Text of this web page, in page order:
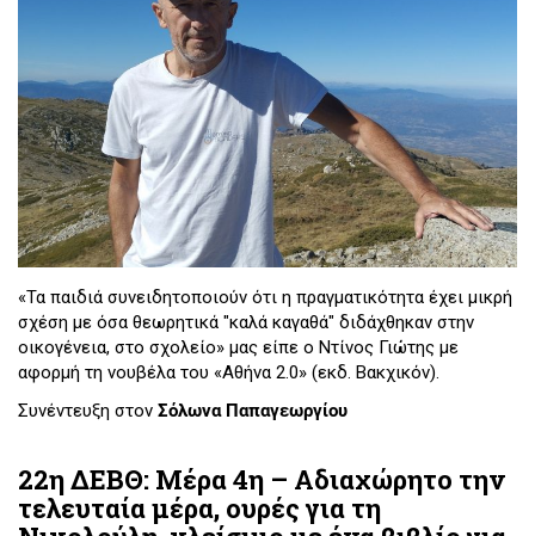
«Τα παιδιά συνειδητοποιούν ότι η πραγματικότητα έχει μικρή
σχέση με όσα θεωρητικά "καλά καγαθά" διδάχθηκαν στην
οικογένεια, στο σχολείο» μας είπε ο Ντίνος Γιώτης με
αφορμή τη νουβέλα του «Αθήνα 2.0» (εκδ. Βακχικόν).
Συνέντευξη στον Σόλωνα Παπαγεωργίου
22η ΔΕΒΘ: Μέρα 4η – Αδιαχώρητο την
τελευταία μέρα, ουρές για τη